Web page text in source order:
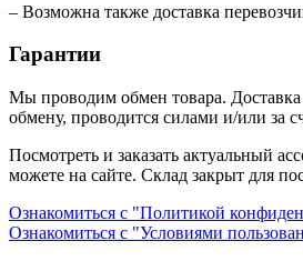
– Возможна также доставка
Гарантии
Мы проводим обмен товара.
обмену, проводится силами и/или за
Посмотреть и заказать актуальный
можете на сайте. Склад закрыт для
Ознакомиться с "Политикой
Ознакомиться с "Условиями